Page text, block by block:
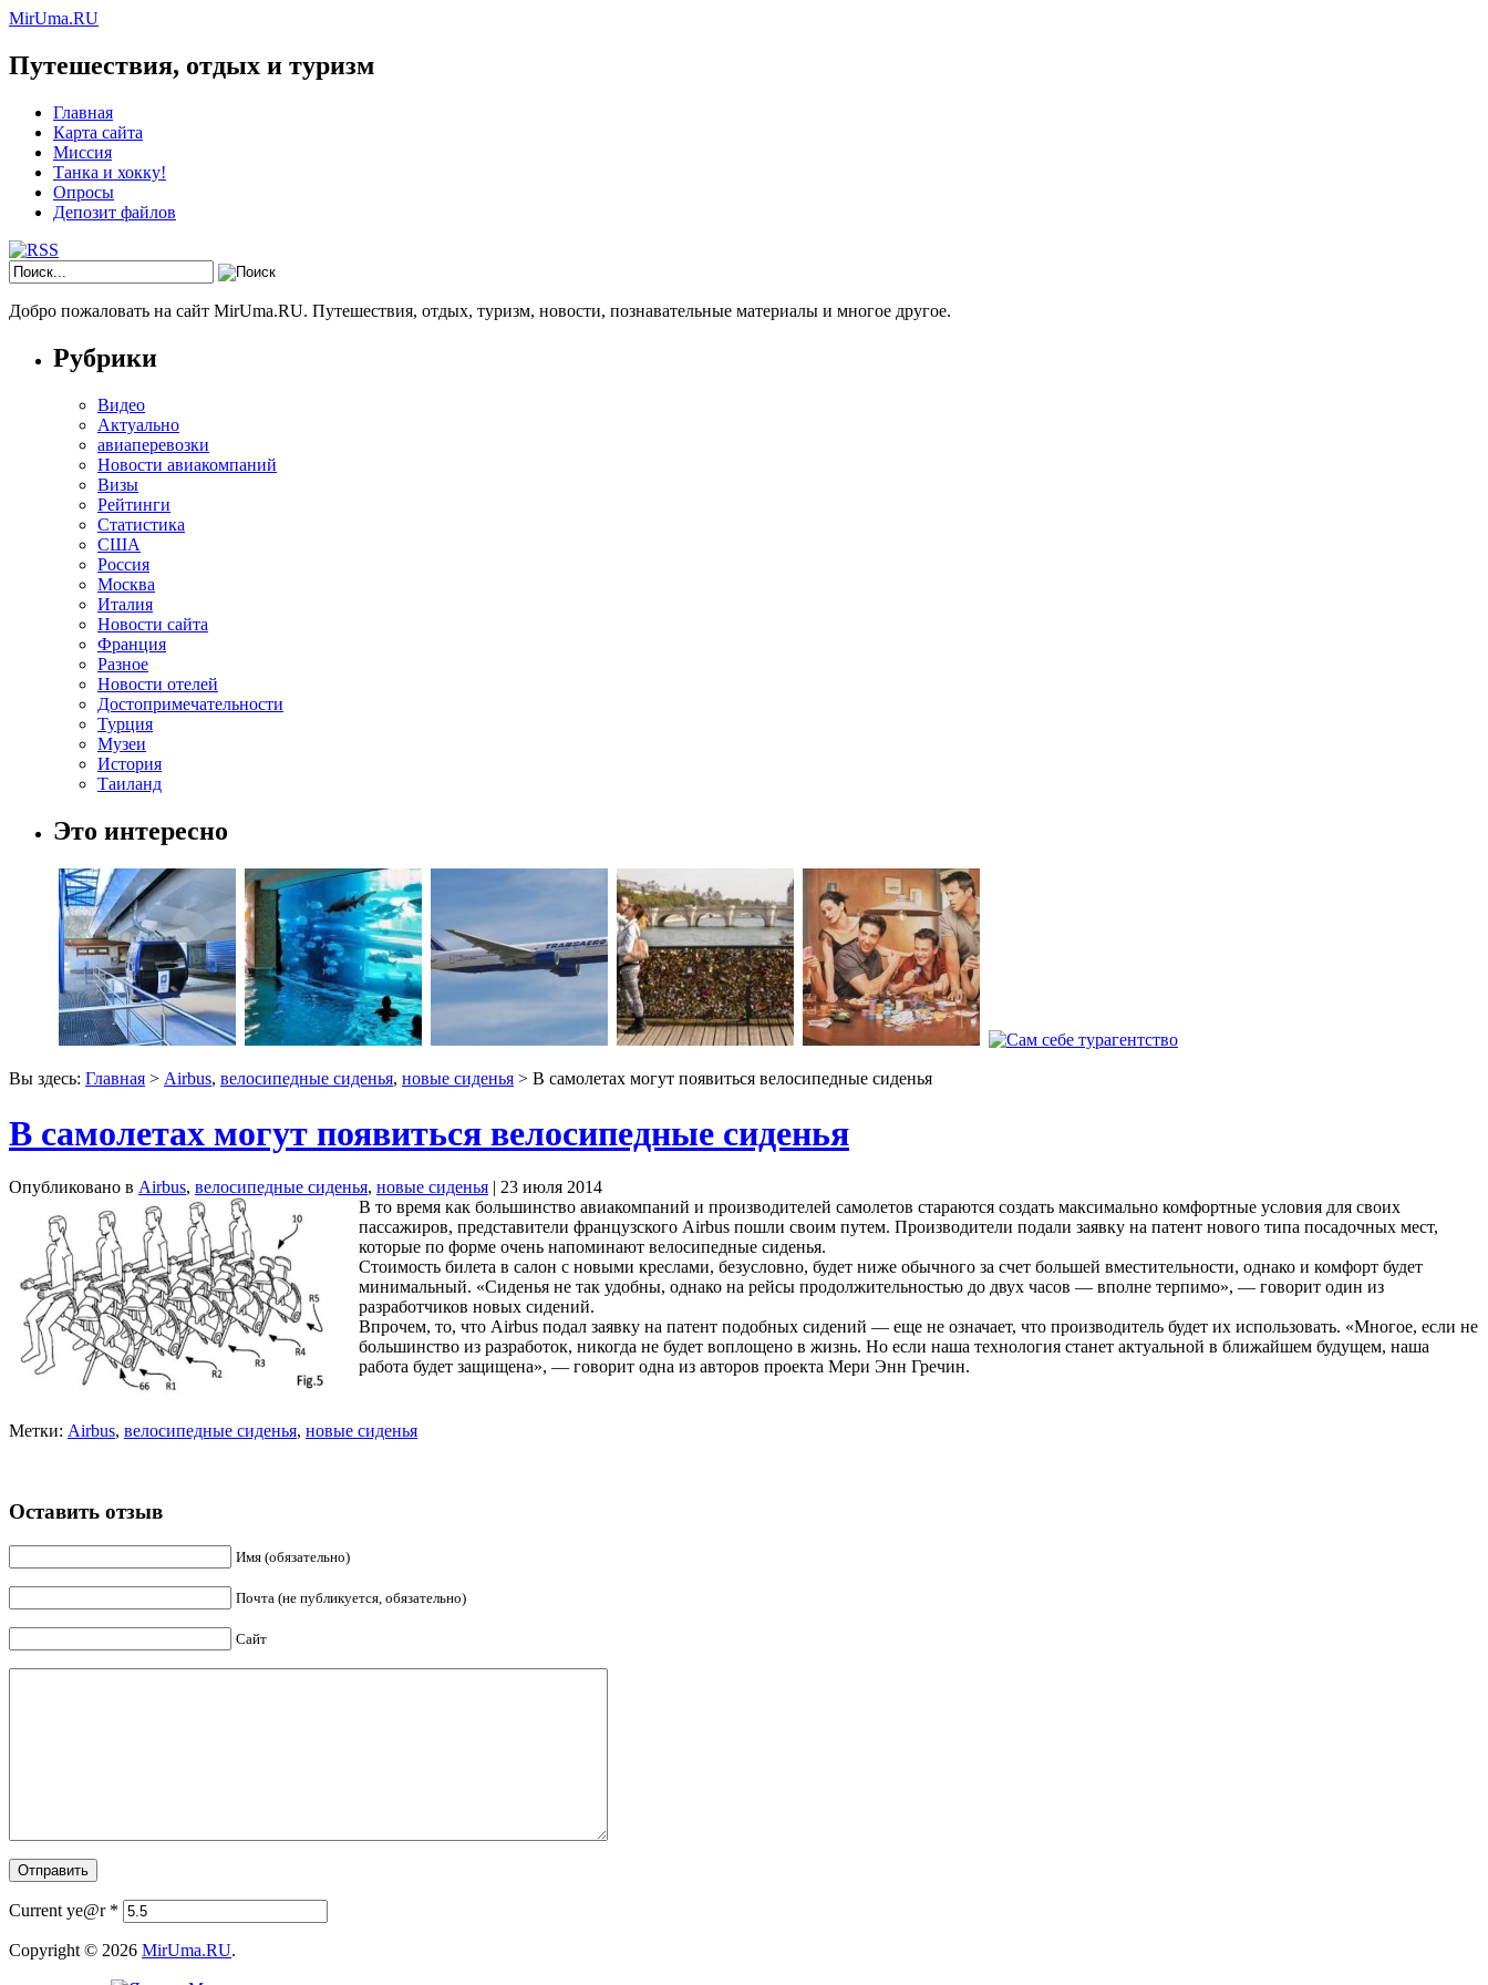
MirUma.RU
Путешествия, отдых и туризм
Главная
Карта сайта
Миссия
Танка и хокку!
Опросы
Депозит файлов
Добро пожаловать на сайт MirUma.RU. Путешествия, отдых, туризм, новости, познавательные материалы и многое другое.
Рубрики
Видео
Актуально
авиаперевозки
Новости авиакомпаний
Визы
Рейтинги
Статистика
США
Россия
Москва
Италия
Новости сайта
Франция
Разное
Новости отелей
Достопримечательности
Турция
Музеи
История
Таиланд
Это интересно
Вы здесь: Главная > Airbus, велосипедные сиденья, новые сиденья > В самолетах могут появиться велосипедные сиденья
В самолетах могут появиться велосипедные сиденья
Опубликовано в Airbus, велосипедные сиденья, новые сиденья | 23 июля 2014
В то время как большинство авиакомпаний и производителей самолетов стараются создать максимально комфортные условия для своих
пассажиров, представители французского Airbus пошли своим путем. Производители подали заявку на патент нового типа посадочных мест,
которые по форме очень напоминают велосипедные сиденья.
Стоимость билета в салон с новыми креслами, безусловно, будет ниже обычного за счет большей вместительности, однако и комфорт будет
минимальный. «Сиденья не так удобны, однако на рейсы продолжительностью до двух часов — вполне терпимо», — говорит один из
разработчиков новых сидений.
Впрочем, то, что Airbus подал заявку на патент подобных сидений — еще не означает, что производитель будет их использовать. «Многое, если не
большинство из разработок, никогда не будет воплощено в жизнь. Но если наша технология станет актуальной в ближайшем будущем, наша
работа будет защищена», — говорит одна из авторов проекта Мери Энн Гречин.
Метки: Airbus, велосипедные сиденья, новые сиденья
Оставить отзыв
Имя (обязательно)
Почта (не публикуется, обязательно)
Сайт
Current ye@r *
Copyright © 2026 MirUma.RU.